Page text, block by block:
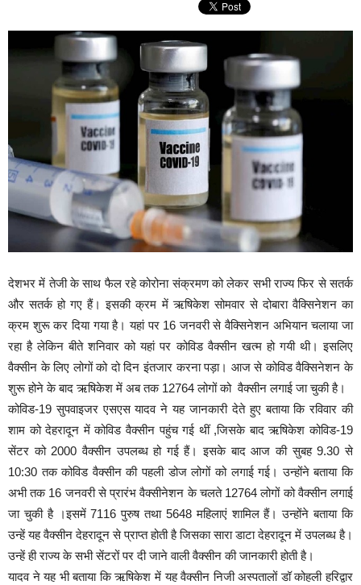
देशभर में तेजी के साथ फैल रहे कोरोना संक्रमण को लेकर सभी राज्य फिर से सतर्क
और सतर्क हो गए हैं। इसकी क्रम में ऋषिकेश सोमवार से दोबारा वैक्सिनेशन का
क्रम शुरू कर दिया गया है। यहां पर 16 जनवरी से वैक्सिनेशन अभियान चलाया जा
रहा है लेकिन बीते शनिवार को यहां पर कोविड वैक्सीन खत्म हो गयी थी। इसलिए
वैक्सीन के लिए लोगों को दो दिन इंतजार करना पड़ा। आज से कोविड वैक्सिनेशन के
शुरू होने के बाद ऋषिकेश में अब तक 12764 लोगों को वैक्सीन लगाई जा चुकी है।
कोविड-19 सुपवाइजर एसएस यादव ने यह जानकारी देते हुए बताया कि रविवार की
शाम को देहरादून में कोविड वैक्सीन पहुंच गई थीं ,जिसके बाद ऋषिकेश कोविड-19
सेंटर को 2000 वैक्सीन उपलब्ध हो गई हैं। इसके बाद आज की सुबह 9.30 से
10:30 तक कोविड वैक्सीन की पहली डोज लोगों को लगाई गई। उन्होंने बताया कि
अभी तक 16 जनवरी से प्रारंभ वैक्सीनेशन के चलते 12764 लोगों को वैक्सीन लगाई
जा चुकी है ।इसमें 7116 पुरुष तथा 5648 महिलाएं शामिल हैं। उन्होंने बताया कि
उन्हें यह वैक्सीन देहरादून से प्राप्त होती है जिसका सारा डाटा देहरादून में उपलब्ध है।
उन्हें ही राज्य के सभी सेंटरों पर दी जाने वाली वैक्सीन की जानकारी होती है।
यादव ने यह भी बताया कि ऋषिकेश में यह वैक्सीन निजी अस्पतालों डॉ कोहली हरिद्वार